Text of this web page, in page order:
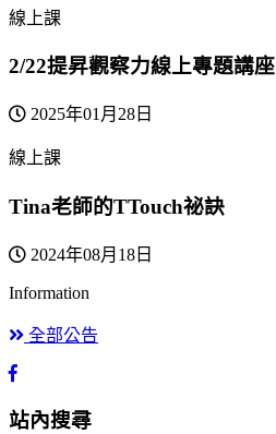
線上課
2/22提昇觀察力線上專題講座
2025年01月28日
線上課
Tina老師的TTouch祕訣
2024年08月18日
Information
全部公告
站內搜尋